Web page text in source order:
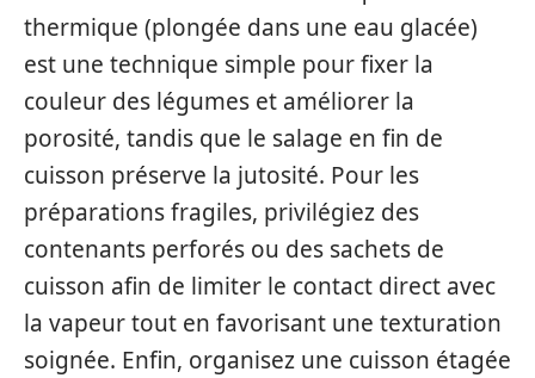
thermique (plongée dans une eau glacée)
est une technique simple pour fixer la
couleur des légumes et améliorer la
porosité, tandis que le salage en fin de
cuisson préserve la jutosité. Pour les
préparations fragiles, privilégiez des
contenants perforés ou des sachets de
cuisson afin de limiter le contact direct avec
la vapeur tout en favorisant une texturation
soignée. Enfin, organisez une cuisson étagée